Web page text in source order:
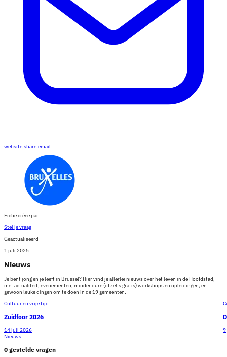
website.share.email
Fiche créee par
Stel je vraag
Geactualiseerd
1 juli 2025
Nieuws
Je bent jong en je leeft in Brussel? Hier vind je allerlei nieuws over het leven in de Hoofdstad,
met actualiteit, evenementen, minder dure (of zelfs gratis) workshops en opleidingen, en
gewoon leuke dingen om te doen in de 19 gemeenten.
Cultuur en vrije tijd
Zuidfoor 2026
14 juli 2026
9
Nieuws
0 gestelde vragen